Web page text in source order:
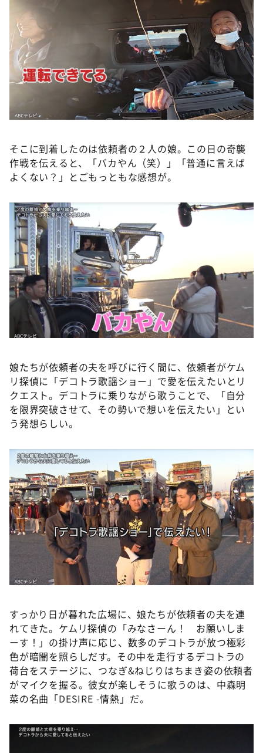
そこに到着したのは依頼者の２人の娘。この日の奇襲
作戦を伝えると、「バカやん（笑）」「普通に言えば
よくない？」とごもっともな感想が。
娘たちが依頼者の夫を呼びに行く間に、依頼者がケム
リ探偵に「デコトラ歌謡ショー」で愛を伝えたいとリ
クエスト。デコトラに乗りながら歌うことで、「自分
を限界突破させて、その勢いで想いを伝えたい」とい
う発想らしい。
すっかり日が暮れた広場に、娘たちが依頼者の夫を連
れてきた。ケムリ探偵の「みなさーん！ お願いしま
ーす！」の掛け声に応じ、数多のデコトラが放つ極彩
色が暗闇を照らしだす。その中を走行するデコトラの
荷台をステージに、つなぎ&ねじりはちまき姿の依頼者
がマイクを握る。彼女が楽しそうに歌うのは、中森明
菜の名曲「DESIRE -情熱」だ。